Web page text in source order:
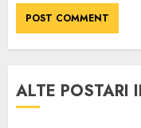
ALTE POSTARI